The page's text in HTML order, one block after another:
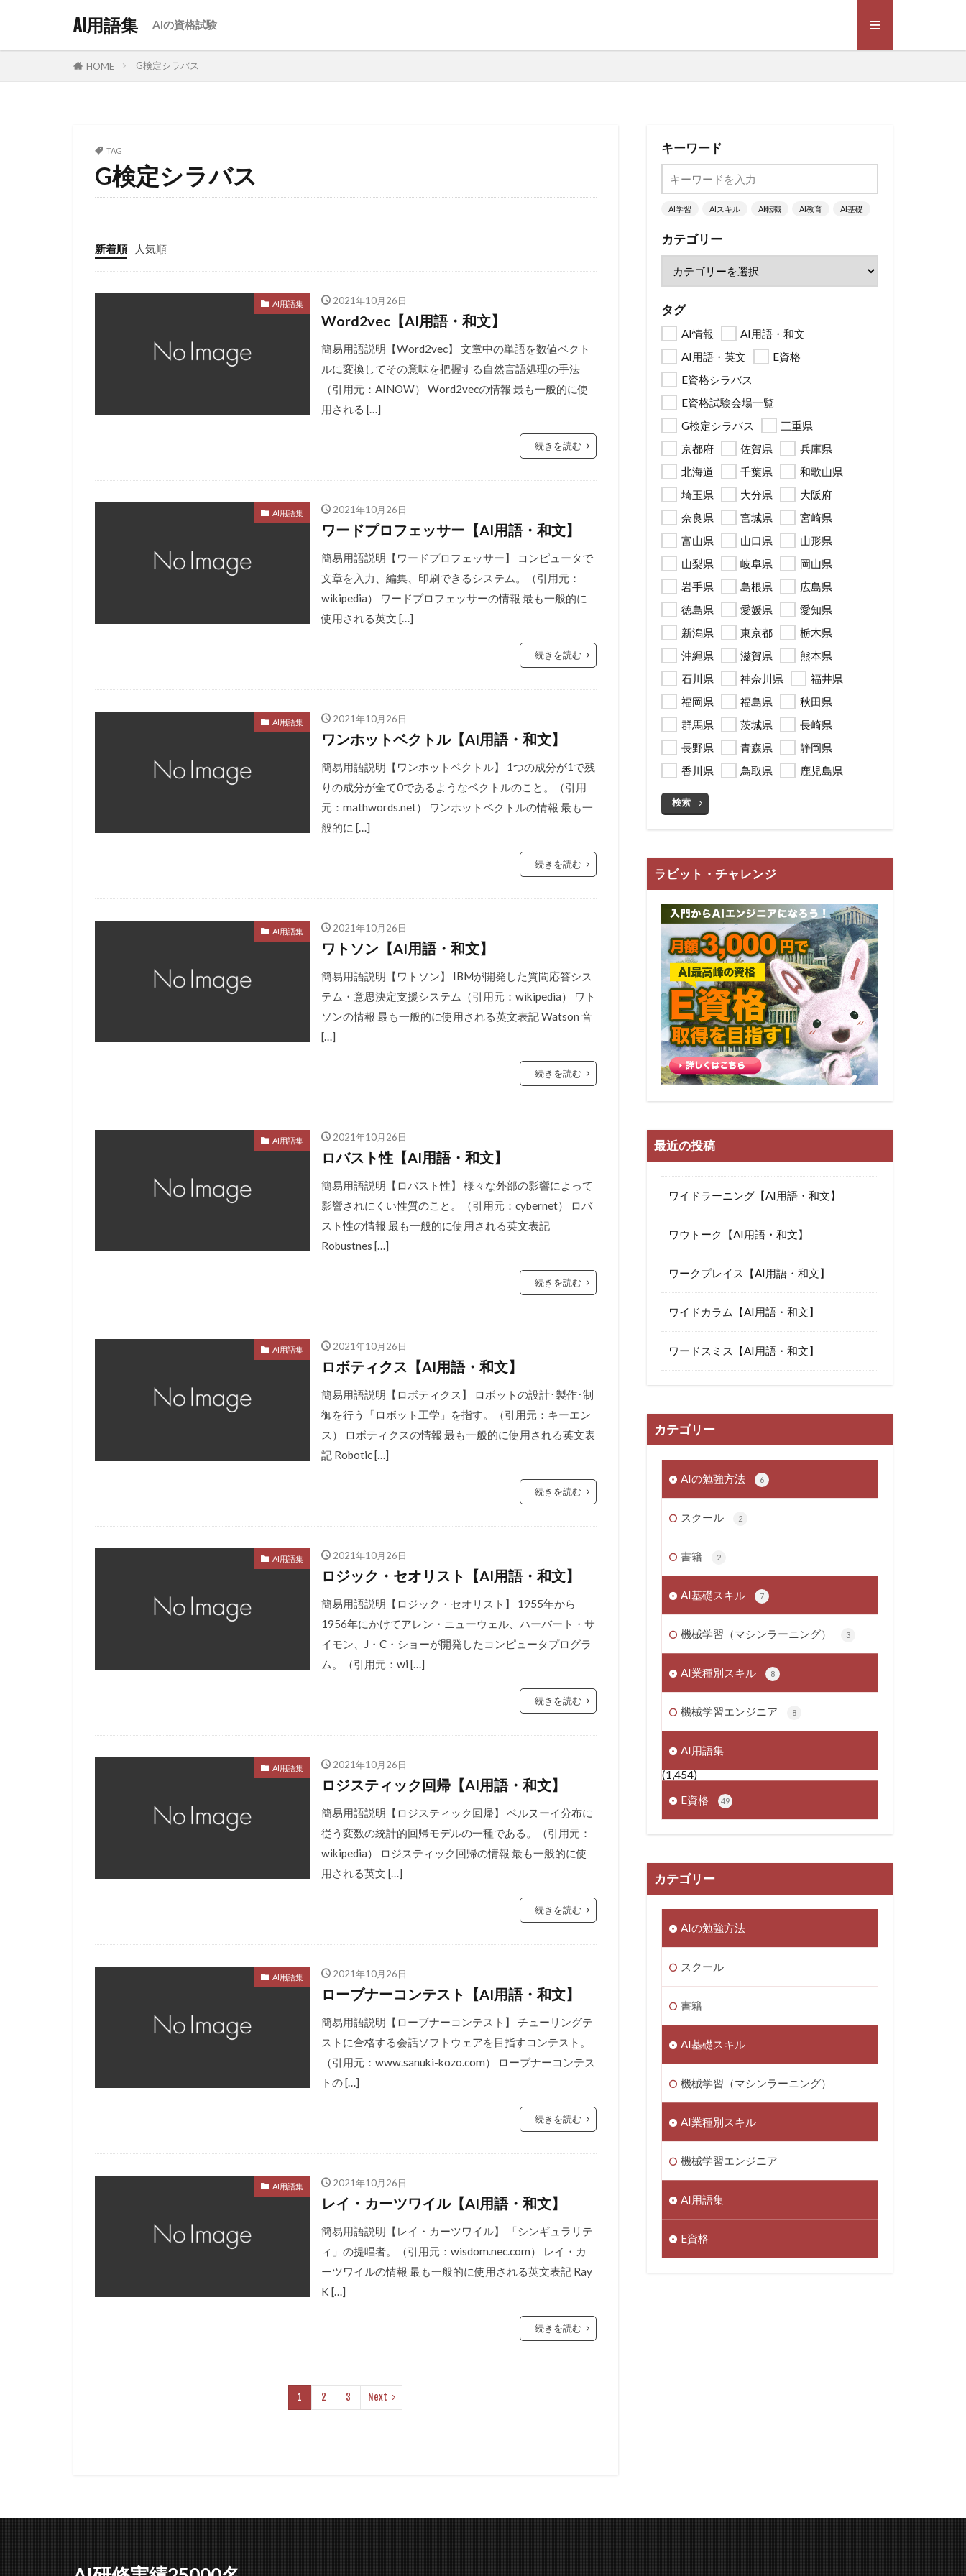
AI用語集 AIの資格試験
HOME G検定シラバス
TAG
G検定シラバス
新着順 人気順
AI用語集 2021年10月26日
Word2vec【AI用語・和文】
簡易用語説明【Word2vec】 文章中の単語を数値ベクト
ルに変換してその意味を把握する自然言語処理の手法
（引用元：AINOW） Word2vecの情報 最も一般的に使
用される […]
続きを読む
AI用語集 2021年10月26日
ワードプロフェッサー【AI用語・和文】
簡易用語説明【ワードプロフェッサー】 コンピュータで
文章を入力、編集、印刷できるシステム。（引用元：
wikipedia） ワードプロフェッサーの情報 最も一般的に
使用される英文 […]
続きを読む
AI用語集 2021年10月26日
ワンホットベクトル【AI用語・和文】
簡易用語説明【ワンホットベクトル】 1つの成分が1で残
りの成分が全て0であるようなベクトルのこと。（引用
元：mathwords.net） ワンホットベクトルの情報 最も一
般的に […]
続きを読む
AI用語集 2021年10月26日
ワトソン【AI用語・和文】
簡易用語説明【ワトソン】 IBMが開発した質問応答シス
テム・意思決定支援システム（引用元：wikipedia） ワト
ソンの情報 最も一般的に使用される英文表記 Watson 音
[…]
続きを読む
AI用語集 2021年10月26日
ロバスト性【AI用語・和文】
簡易用語説明【ロバスト性】 様々な外部の影響によって
影響されにくい性質のこと。（引用元：cybernet） ロバ
スト性の情報 最も一般的に使用される英文表記
Robustnes […]
続きを読む
AI用語集 2021年10月26日
ロボティクス【AI用語・和文】
簡易用語説明【ロボティクス】 ロボットの設計･製作･制
御を行う「ロボット工学」を指す。（引用元：キーエン
ス） ロボティクスの情報 最も一般的に使用される英文表
記 Robotic […]
続きを読む
AI用語集 2021年10月26日
ロジック・セオリスト【AI用語・和文】
簡易用語説明【ロジック・セオリスト】 1955年から
1956年にかけてアレン・ニューウェル、ハーバート・サ
イモン、J・C・ショーが開発したコンピュータプログラ
ム。（引用元：wi […]
続きを読む
AI用語集 2021年10月26日
ロジスティック回帰【AI用語・和文】
簡易用語説明【ロジスティック回帰】 ベルヌーイ分布に
従う変数の統計的回帰モデルの一種である。（引用元：
wikipedia） ロジスティック回帰の情報 最も一般的に使
用される英文 […]
続きを読む
AI用語集 2021年10月26日
ローブナーコンテスト【AI用語・和文】
簡易用語説明【ローブナーコンテスト】 チューリングテ
ストに合格する会話ソフトウェアを目指すコンテスト。
（引用元：www.sanuki-kozo.com） ローブナーコンテス
トの […]
続きを読む
AI用語集 2021年10月26日
レイ・カーツワイル【AI用語・和文】
簡易用語説明【レイ・カーツワイル】 「シンギュラリテ
ィ」の提唱者。（引用元：wisdom.nec.com） レイ・カ
ーツワイルの情報 最も一般的に使用される英文表記 Ray
K […]
続きを読む
1 2 3 Next
キーワード
AI学習 AIスキル AI転職 AI教育 AI基礎
カテゴリー
タグ
AI情報
AI用語・和文
AI用語・英文
E資格
E資格シラバス
E資格試験会場一覧
G検定シラバス
三重県
京都府
佐賀県
兵庫県
北海道
千葉県
和歌山県
埼玉県
大分県
大阪府
奈良県
宮城県
宮崎県
富山県
山口県
山形県
山梨県
岐阜県
岡山県
岩手県
島根県
広島県
徳島県
愛媛県
愛知県
新潟県
東京都
栃木県
沖縄県
滋賀県
熊本県
石川県
神奈川県
福井県
福岡県
福島県
秋田県
群馬県
茨城県
長崎県
長野県
青森県
静岡県
香川県
鳥取県 鹿児島県
検索
ラビット・チャレンジ
最近の投稿
ワイドラーニング【AI用語・和文】
ワウトーク【AI用語・和文】
ワークプレイス【AI用語・和文】
ワイドカラム【AI用語・和文】
ワードスミス【AI用語・和文】
カテゴリー
AIの勉強方法 6
スクール 2
書籍 2
AI基礎スキル 7
機械学習（マシンラーニング） 3
AI業種別スキル 8
機械学習エンジニア 8
AI用語集
(1,454)
E資格
49
カテゴリー
AIの勉強方法
スクール
書籍
AI基礎スキル
機械学習（マシンラーニング）
AI業種別スキル
機械学習エンジニア
AI用語集
E資格